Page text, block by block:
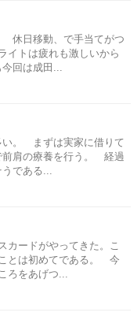
休日移動、で手当てがつ
イトは疲れも激しいから
回は成田...
い。 まずは実家に借りて
前肩の療養を行う。 経過
である...
カードがやってきた。こ
とは初めてである。 今
ろをあげつ...